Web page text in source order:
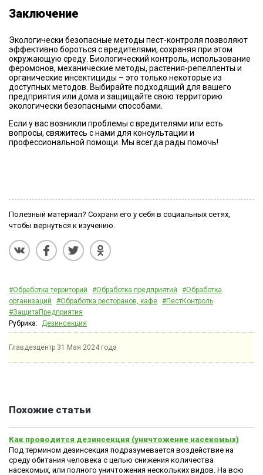
Заключение
Экологически безопасные методы пест-контроля позволяют
эффективно бороться с вредителями, сохраняя при этом
окружающую среду. Биологический контроль, использование
феромонов, механические методы, растения-репелленты и
органические инсектициды – это только некоторые из
доступных методов. Выбирайте подходящий для вашего
предприятия или дома и защищайте свою территорию
экологически безопасными способами.
Если у вас возникли проблемы с вредителями или есть
вопросы, свяжитесь с нами для консультации и
профессиональной помощи. Мы всегда рады помочь!
Полезный материал? Сохрани его у себя в социальных сетях,
чтобы вернуться к изучению.
#Обработка территорий #Обработка предприятий
#Обработка
организаций
#Обработка ресторанов, кафе #ПестКонтроль
#ЗащитаПредприятия
Рубрика: Дезинсекция
Главдезцентр 31 Мая 2024 года
Похожие статьи
Как проводится дезинсекция (уничтожение насекомых)
Под термином дезинсекция подразумевается воздействие на
среду обитания человека с целью снижения количества
насекомых, или полного уничтожения нескольких видов. На всю